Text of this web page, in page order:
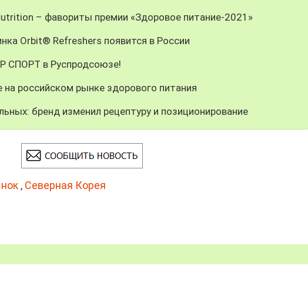
– фавориты премии «Здоровое питание-2021»
Orbit® Refreshers появится в России
СПОРТ в Руспродсоюзе!
российском рынке здорового питания
бренд изменил рецептуру и позиционирование
, Северная Корея